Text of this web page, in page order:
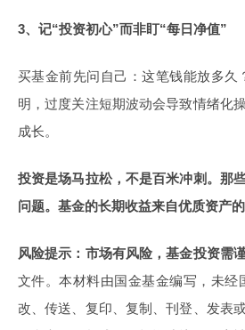
3、记“投资初心”而非盯“每日净值”
买基金前先问自己：这笔钱能放多
明，过度关注短期波动会导致情绪化
成长。
投资是场马拉松，不是百米冲刺。那
问题。基金的长期收益来自优质资产
风险提示：市场有风险，基金投资需
文件。本材料由国金基金编写，未
改、传送、复印、复制、刊登、发表